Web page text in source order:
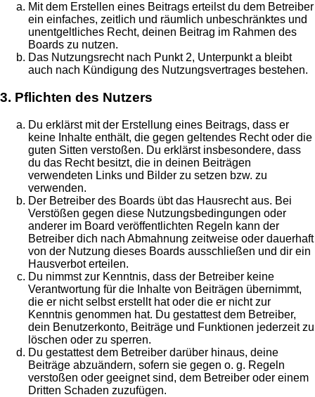
Mit dem Erstellen eines Beitrags erteilst du dem Betreiber
ein einfaches, zeitlich und räumlich unbeschränktes und
unentgeltliches Recht, deinen Beitrag im Rahmen des
Boards zu nutzen.
Das Nutzungsrecht nach Punkt 2, Unterpunkt a bleibt
auch nach Kündigung des Nutzungsvertrages bestehen.
3. Pflichten des Nutzers
Du erklärst mit der Erstellung eines Beitrags, dass er
keine Inhalte enthält, die gegen geltendes Recht oder die
guten Sitten verstoßen. Du erklärst insbesondere, dass
du das Recht besitzt, die in deinen Beiträgen
verwendeten Links und Bilder zu setzen bzw. zu
verwenden.
Der Betreiber des Boards übt das Hausrecht aus. Bei
Verstößen gegen diese Nutzungsbedingungen oder
anderer im Board veröffentlichten Regeln kann der
Betreiber dich nach Abmahnung zeitweise oder dauerhaft
von der Nutzung dieses Boards ausschließen und dir ein
Hausverbot erteilen.
Du nimmst zur Kenntnis, dass der Betreiber keine
Verantwortung für die Inhalte von Beiträgen übernimmt,
die er nicht selbst erstellt hat oder die er nicht zur
Kenntnis genommen hat. Du gestattest dem Betreiber,
dein Benutzerkonto, Beiträge und Funktionen jederzeit zu
löschen oder zu sperren.
Du gestattest dem Betreiber darüber hinaus, deine
Beiträge abzuändern, sofern sie gegen o. g. Regeln
verstoßen oder geeignet sind, dem Betreiber oder einem
Dritten Schaden zuzufügen.